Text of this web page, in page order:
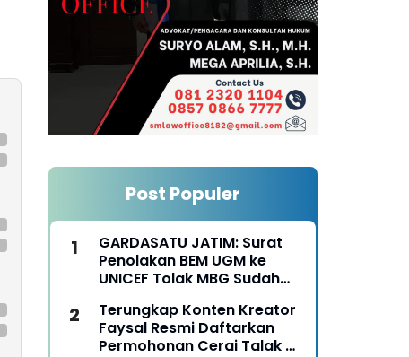
Post Populer
GARDASATU JATIM: Surat
Penolakan BEM UGM ke
UNICEF Tolak MBG Sudah
Terungkap Konten Kreator
Faysal Resmi Daftarkan
Permohonan Cerai Talak Di